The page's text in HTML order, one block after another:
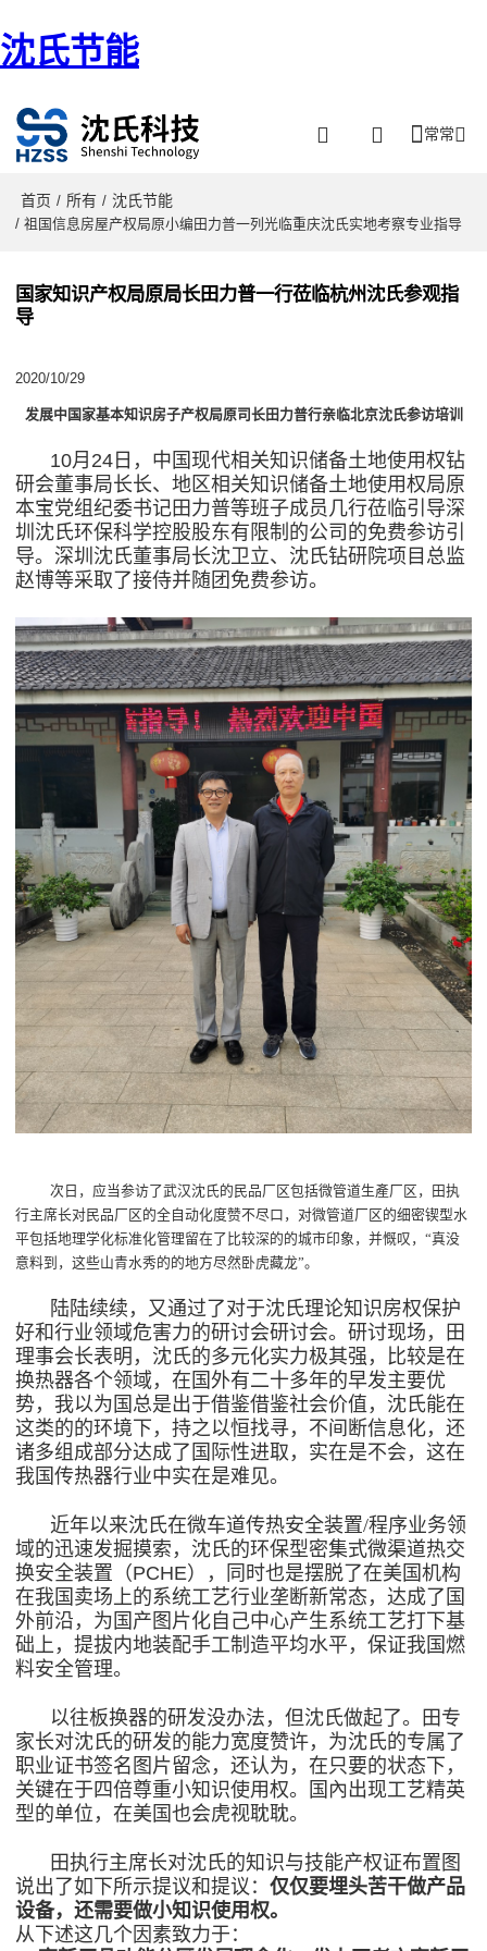
沈氏节能
常常
首页 / 所有 / 沈氏节能
/ 祖国信息房屋产权局原小编田力普一列光临重庆沈氏实地考察专业指导
国家知识产权局原局长田力普一行莅临杭州沈氏参观指
导
2020/10/29
发展中国家基本知识房子产权局原司长田力普行亲临北京沈氏参访培训
10月24日，中国现代相关知识储备土地使用权钻
研会董事局长长、地区相关知识储备土地使用权局原
本宝党组纪委书记田力普等班子成员几行莅临引导深
圳沈氏环保科学控股股东有限制的公司的免费参访引
导。深圳沈氏董事局长沈卫立、沈氏钻研院项目总监
赵博等采取了接侍并随团免费参访。
次日，应当参访了武汉沈氏的民品厂区包括微管道生產厂区，田执
行主席长对民品厂区的全自动化度赞不尽口，对微管道厂区的细密锲型水
平包括地理学化标准化管理留在了比较深的的城市印象，并慨叹，“真没
意料到，这些山青水秀的的地方尽然卧虎藏龙”。
陆陆续续，又通过了对于沈氏理论知识房权保护
好和行业领域危害力的研讨会研讨会。研讨现场，田
理事会长表明，沈氏的多元化实力极其强，比较是在
换热器各个领域，在国外有二十多年的早发主要优
势，我以为国总是出于借鉴借鉴社会价值，沈氏能在
这类的的环境下，持之以恒找寻，不间断信息化，还
诸多组成部分达成了国际性进取，实在是不会，这在
我国传热器行业中实在是难见。
近年以来沈氏在微车道传热安全装置/程序业务领
域的迅速发掘摸索，沈氏的环保型密集式微渠道热交
换安全装置（PCHE），同时也是摆脱了在美国机构
在我国卖场上的系统工艺行业垄断新常态，达成了国
外前沿，为国产图片化自己中心产生系统工艺打下基
础上，提拔内地装配手工制造平均水平，保证我国燃
料安全管理。
以往板换器的研发没办法，但沈氏做起了。田专
家长对沈氏的研发的能力宽度赞许，为沈氏的专属了
职业证书签名图片留念，还认为，在只要的状态下，
关键在于四倍尊重小知识使用权。国內出现工艺精英
型的单位，在美国也会虎视耽耽。
田执行主席长对沈氏的知识与技能产权证布置图
说出了如下所示提议和提议：仅仅要埋头苦干做产品
设备，还需要做小知识使用权。
从下述这几个因素致力于：